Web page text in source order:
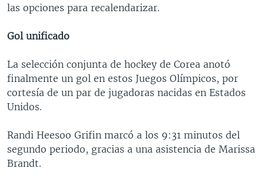
las opciones para recalendarizar.
Gol unificado
La selección conjunta de hockey de Corea anotó
finalmente un gol en estos Juegos Olímpicos, por
cortesía de un par de jugadoras nacidas en Estados
Unidos.
Randi Heesoo Grifin marcó a los 9:31 minutos del
segundo periodo, gracias a una asistencia de Marissa
Brandt.